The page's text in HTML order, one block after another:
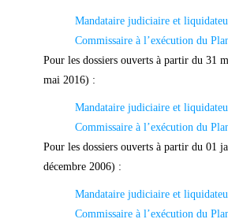
Mandataire judiciaire et
Commissaire à l’exécution du
Pour les dossiers ouverts à partir du 31
mai 2016) :
Mandataire judiciaire et
Commissaire à l’exécution du
Pour les dossiers ouverts à partir du 01
décembre 2006) :
Mandataire judiciaire et
Commissaire à l’exécution du